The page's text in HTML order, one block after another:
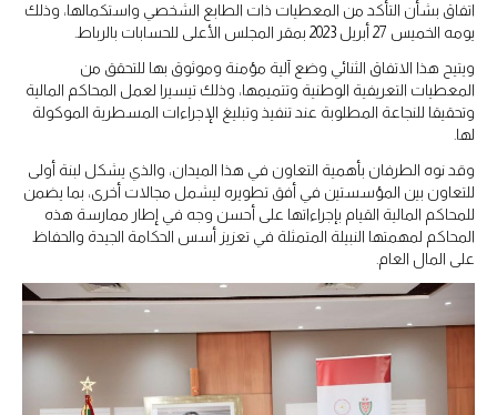
اتفاق بشأن التأكد من المعطيات ذات الطابع الشخصي واستكمالها، وذلك
يومه الخميس 27 أبريل 2023 بمقر المجلس الأعلى للحسابات بالرباط.
ويتيح هذا الاتفاق الثنائي وضع آلية مؤمنة وموثوق بها للتحقق من
المعطيات التعريفية الوطنية وتتميمها، وذلك تيسيرا لعمل المحاكم المالية
وتحقيقا للنجاعة المطلوبة عند تنفيذ وتبليغ الإجراءات المسطرية الموكولة
لها.
وقد نوه الطرفان بأهمية التعاون في هذا الميدان، والذي يشكل لبنة أولى
للتعاون بين المؤسستين في أفق تطويره ليشمل مجالات أخرى، بما يضمن
للمحاكم المالية القيام بإجراءاتها على أحسن وجه في إطار ممارسة هذه
المحاكم لمهمتها النبيلة المتمثلة في تعزيز أسس الحكامة الجيدة والحفاظ
على المال العام.